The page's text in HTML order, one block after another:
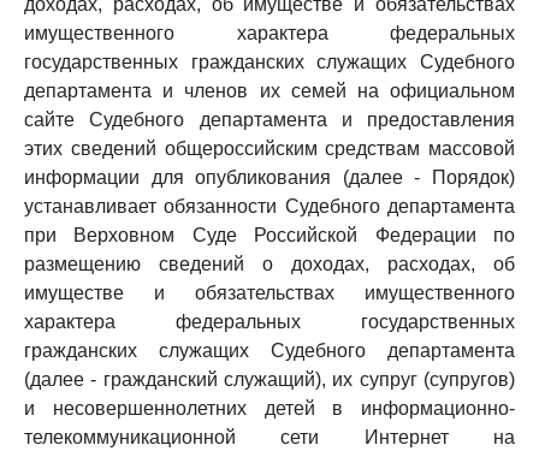
доходах, расходах, об имуществе и обязательствах
имущественного характера федеральных
государственных гражданских служащих Судебного
департамента и членов их семей на официальном
сайте Судебного департамента и предоставления
этих сведений общероссийским средствам массовой
информации для опубликования (далее - Порядок)
устанавливает обязанности Судебного департамента
при Верховном Суде Российской Федерации по
размещению сведений о доходах, расходах, об
имуществе и обязательствах имущественного
характера федеральных государственных
гражданских служащих Судебного департамента
(далее - гражданский служащий), их супруг (супругов)
и несовершеннолетних детей в информационно-
телекоммуникационной сети Интернет на